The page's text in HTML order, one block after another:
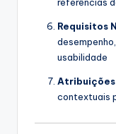
Requisitos
usabilidade
Atribuições
contextuais